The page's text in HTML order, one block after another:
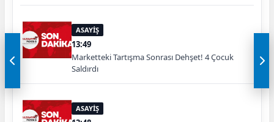
ASAYİŞ
13:49
Marketteki Tartışma Sonrası Dehşet! 4 Çocuk
Saldırdı
ASAYİŞ